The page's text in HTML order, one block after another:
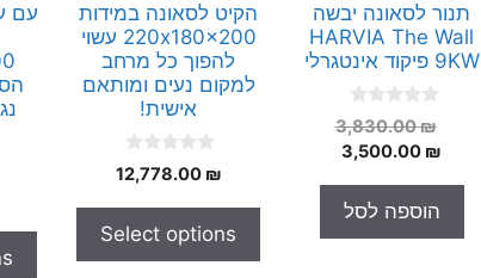
תנור לסאונה יבשה
HARVIA The Wall
9KW פיקוד אינטגרלי
0
o
u
o
f
5
3,830.00₪
המחיר
3,500.00 ₪
המחיר
הוספה לסל
הקיט לסאונה במידות
220x180x200 עשוי
להפוך כל מרחב
למקום נעים ומותאם
אישית!
0
o
o
5
12,778.00 ₪
Select options
עם